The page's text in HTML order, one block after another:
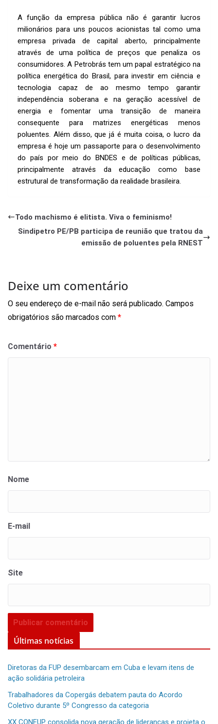
A função da empresa pública não é garantir lucros
milionários para uns poucos acionistas tal como uma
empresa privada de capital aberto, principalmente
através de uma política de preços que penaliza os
consumidores. A Petrobrás tem um papal estratégico na
política energética do Brasil, para investir em ciência e
tecnologia capaz de ao mesmo tempo garantir
independência soberana e na geração acessível de
energia e fomentar uma transição de maneira
consequente para matrizes energéticas menos
poluentes. Além disso, que já é muita coisa, o lucro da
empresa é hoje um passaporte para o desenvolvimento
do país por meio do BNDES e de políticas públicas,
principalmente através da educação como base
estrutural de transformação da realidade brasileira.
Todo machismo é elitista. Viva o feminismo!
Sindipetro PE/PB participa de reunião que tratou da
emissão de poluentes pela RNEST
Deixe um comentário
O seu endereço de e-mail não será publicado. Campos
obrigatórios são marcados com *
Comentário *
Nome
E-mail
Site
Últimas notícias
Diretoras da FUP desembarcam em Cuba e levam itens de
ação solidária petroleira
Trabalhadores da Copergás debatem pauta do Acordo
Coletivo durante 5º Congresso da categoria
XX CONFUP consolida nova geração de lideranças e projeta o